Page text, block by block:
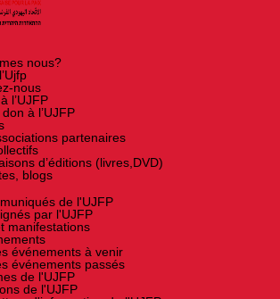
nous?
nous
l’UJFP
à l’UJFP
partenaires
d’éditions (livres,DVD)
blogs
de l'UJFP
par l'UJFP
manifestations
événements à venir
événements passés
de l'UJFP
de l'UJFP